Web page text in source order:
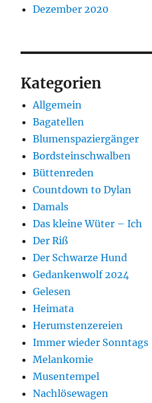
Dezember 2020
Kategorien
Allgemein
Bagatellen
Blumenspaziergänger
Bordsteinschwalben
Büttenreden
Countdown to Dylan
Damals
Das kleine Wüter – Ich
Der Riß
Der Schwarze Hund
Gedankenwolf 2024
Gelesen
Heimata
Herumstenzereien
Immer wieder Sonntags
Melankomie
Musentempel
Nachlösewagen